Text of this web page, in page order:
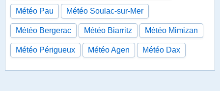
Météo Pau Météo Soulac-sur-Mer
Météo Bergerac Météo Biarritz Météo Mimizan
Météo Périgueux Météo Agen Météo Dax